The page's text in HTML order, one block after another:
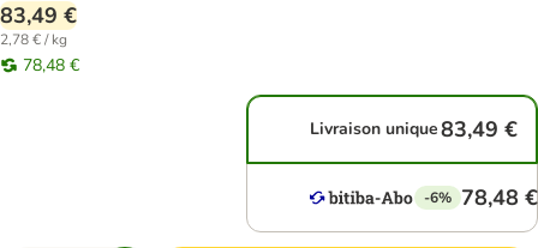
83,49 €
2,78 € / kg
78,48 €
Livraison unique83,49 €
-6% 78,48 €